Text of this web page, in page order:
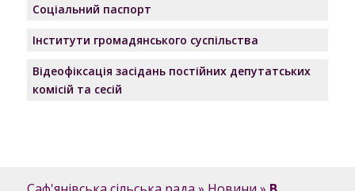
Соціальний паспорт
Інститути громадянського суспільства
Відеофіксація засідань постійних депутатських
комісій та сесій